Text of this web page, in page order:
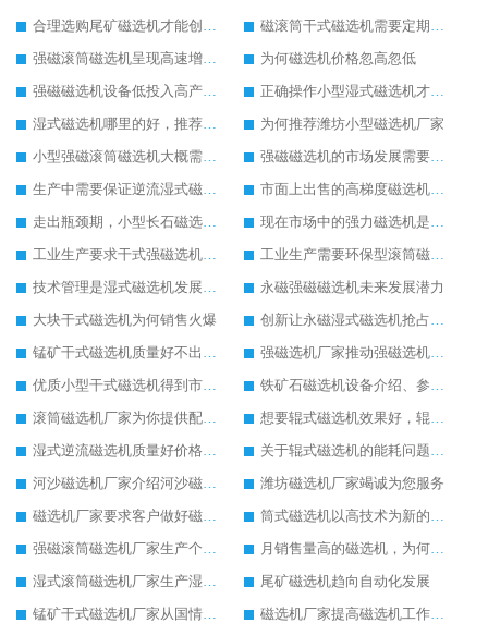
合理选购尾矿磁选机才能创更高经济收益
磁滚筒干式磁选机需要定期保养
强磁滚筒磁选机呈现高速增长状态
为何磁选机价格忽高忽低
强磁磁选机设备低投入高产出客户使用更满意
正确操作小型湿式磁选机才能实现较大产能
湿式磁选机哪里的好，推荐合适厂家
为何推荐潍坊小型磁选机厂家
小型强磁滚筒磁选机大概需要多少钱
强磁磁选机的市场发展需要转型创新
生产中需要保证逆流湿式磁选机设备质量
市面上出售的高梯度磁选机多少钱一台
走出瓶颈期，小型长石磁选机迎来新的发展空间
现在市场中的强力磁选机是如何定价的
工业生产要求干式强磁选机的实力不断提升
工业生产需要环保型滚筒磁选机的支持
技术管理是湿式磁选机发展的关键
永磁强磁磁选机未来发展潜力
大块干式磁选机为何销售火爆
创新让永磁湿式磁选机抢占工业市场
锰矿干式磁选机质量好不出名都难
强磁选机厂家推动强磁选机发起绿色环保生产
优质小型干式磁选机得到市场更加器重
铁矿石磁选机设备介绍、参数以及厂家实力介绍
滚筒磁选机厂家为你提供配置齐全的滚筒磁选机设备
想要辊式磁选机效果好，辊式磁选机的操作细节要重视
湿式逆流磁选机质量好价格便宜
关于辊式磁选机的能耗问题辊式磁选机厂家有话说
河沙磁选机厂家介绍河沙磁选机的安装和维护工作
潍坊磁选机厂家竭诚为您服务
磁选机厂家要求客户做好磁选机的安全操作细节
筒式磁选机以高技术为新的生产起点
强磁滚筒磁选机厂家生产个性化的强磁滚筒磁选机
月销售量高的磁选机，为何是永磁筒式磁选机
湿式滚筒磁选机厂家生产湿式滚筒磁选机获得客户点赞
尾矿磁选机趋向自动化发展
锰矿干式磁选机厂家从国情出发生产靠谱锰矿干式磁选机
磁选机厂家提高磁选机工作效率有妙招